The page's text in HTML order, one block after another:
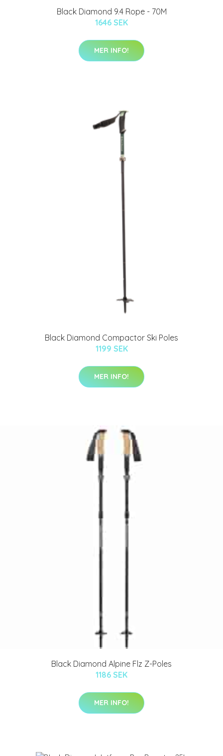
Black Diamond 9.4 Rope - 70M
1646 SEK
MER INFO!
Black Diamond Compactor Ski Poles
1199 SEK
MER INFO!
Black Diamond Alpine Flz Z-Poles
1186 SEK
MER INFO!